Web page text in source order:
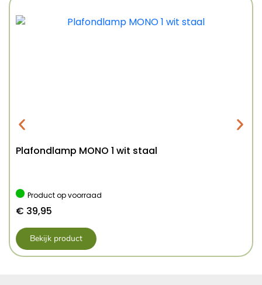
Plafondlamp MONO 1 wit staal
Product op voorraad
€ 39,95
Bekijk product